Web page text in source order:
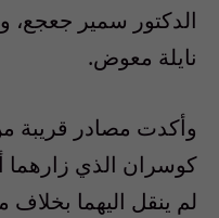
الدكتور سمير جعجع،
نايلة معوض.
وأكدت مصادر قريبة
كوسران الذي
لم ينقل اليهما بخلاف